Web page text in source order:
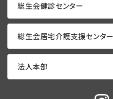
総生会健診センター
総生会居宅介護支援センター
法人本部